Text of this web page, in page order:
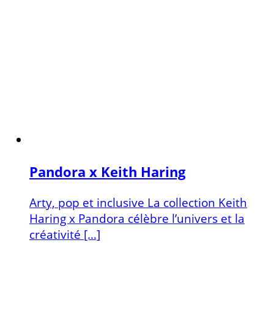
Pandora x Keith Haring
Arty, pop et inclusive La collection Keith
Haring x Pandora célèbre l’univers et la
créativité […]